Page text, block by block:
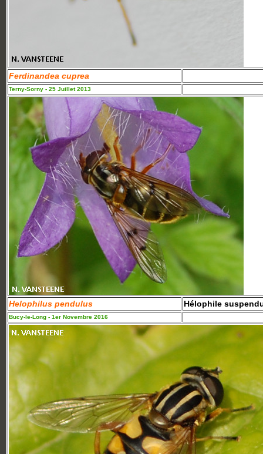
Ferdinandea cuprea
Terny-Sorny - 25 Juillet 2013
Helophilus pendulus Hélophile
Bucy-le-Long - 1er Novembre 2016